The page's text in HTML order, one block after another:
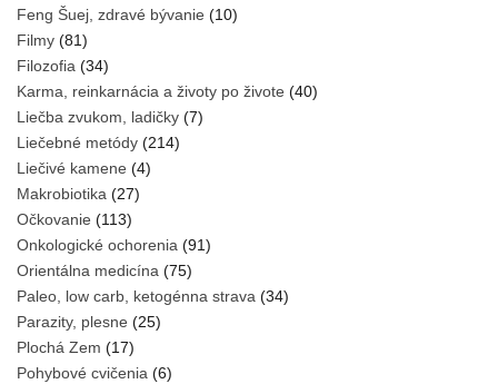
Feng Šuej, zdravé bývanie (10)
Filmy (81)
Filozofia (34)
Karma, reinkarnácia a životy po živote (40)
Liečba zvukom, ladičky (7)
Liečebné metódy (214)
Liečivé kamene (4)
Makrobiotika (27)
Očkovanie (113)
Onkologické ochorenia (91)
Orientálna medicína (75)
Paleo, low carb, ketogénna strava (34)
Parazity, plesne (25)
Plochá Zem (17)
Pohybové cvičenia (6)